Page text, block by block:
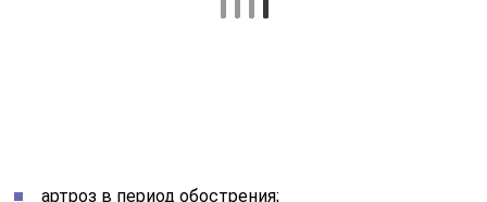
артроз в период обострения;